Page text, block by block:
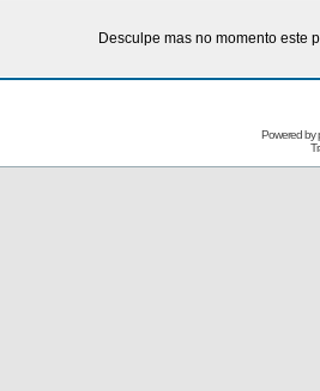
Desculpe mas no momento este
Powered by